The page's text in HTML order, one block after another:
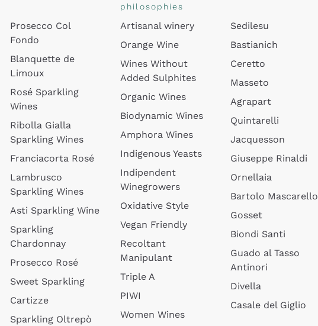
Prosecco Col
Fondo
Blanquette de
Limoux
Rosé Sparkling
Wines
Ribolla Gialla
Sparkling Wines
Franciacorta Rosé
Lambrusco
Sparkling Wines
Asti Sparkling Wine
Sparkling
Chardonnay
Prosecco Rosé
Sweet Sparkling
Cartizze
Sparkling Oltrepò
philosophies
Artisanal winery
Orange Wine
Wines Without
Added Sulphites
Organic Wines
Biodynamic Wines
Amphora Wines
Indigenous Yeasts
Indipendent
Winegrowers
Oxidative Style
Vegan Friendly
Recoltant
Manipulant
Triple A
PIWI
Women Wines
Sedilesu
Bastianich
Ceretto
Masseto
Agrapart
Quintarelli
Jacquesson
Giuseppe Rinaldi
Ornellaia
Bartolo Mascarello
Gosset
Biondi Santi
Guado al Tasso
Antinori
Divella
Casale del Giglio